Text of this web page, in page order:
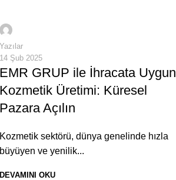
samiyeakgul
Yazılar
14 Şub 2025
EMR GRUP ile İhracata Uygun
Kozmetik Üretimi: Küresel
Pazara Açılın
Kozmetik sektörü, dünya genelinde hızla
büyüyen ve yenilik...
DEVAMINI OKU